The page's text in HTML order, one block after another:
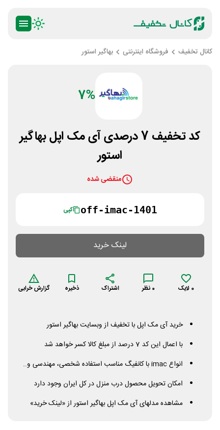
کانال تخفیف فروشگاه اینترنتی بهاگیر استور
7%
کد تخفیف 7 درصدی آی مک اپل بهاگیر
استور
منقضی شده
off-imac-1401 کپی
لینک خرید
0 لایک 0 نظر اشتراک ذخیره گزارش خرابی
خرید آی مک اپل با تخفیف از وبسایت بهاگیر استور
با اعمال این کد 7 درصد از مبلغ کالا کسر خواهد شد
انواعimacبا کانفیگ مناسب استفاده شخصی، مهندسی و..
امکان تحویل محصول درب منزل در کل ایران وجود دارد
مشاهده مدلهای آی مک اپل بهاگیر استور از «لینک خرید»